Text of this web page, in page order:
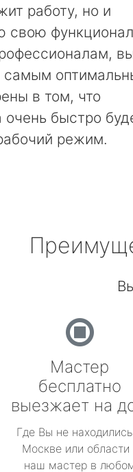
работу, но и
свою
самым
в том, что
очень быстро
режим.
Мастер
бесплатно
выезжает на
Где Вы не
Москве или области
наш мастер в